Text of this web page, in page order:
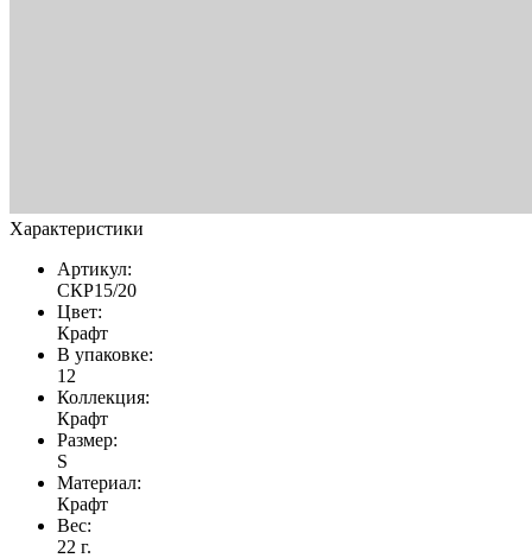
Характеристики
Артикул:
СКР15/20
Цвет:
Крафт
В упаковке:
12
Коллекция:
Крафт
Размер:
S
Материал:
Крафт
Вес:
22 г.